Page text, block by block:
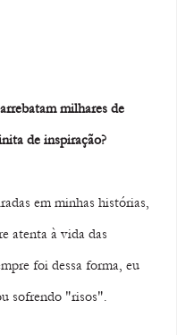
milhares de
de inspiração?
em minhas histórias,
atenta à vida das
foi dessa forma, eu
sofrendo "risos".